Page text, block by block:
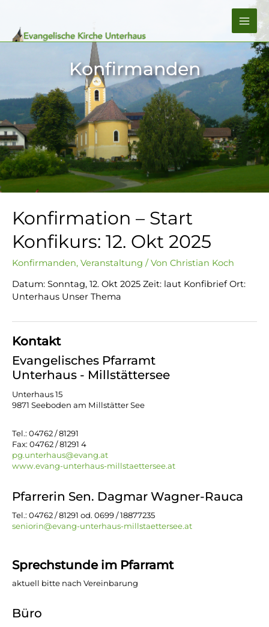
springen
Konfirmanden
Kontakt
Evangelisches Pfarramt
Unterhaus - Millstättersee
Unterhaus 15
9871 Seeboden am Millstätter See
Tel.: 04762 / 81291
Fax: 04762 / 81291 4
pg.unterhaus@evang.at
www.evang-unterhaus-millstaettersee.at
Pfarrerin Sen. Dagmar Wagner-Rauca
Tel.: 04762 / 81291 od. 0699 / 18877235
seniorin@evang-unterhaus-millstaettersee.at
Sprechstunde im Pfarramt
aktuell bitte nach Vereinbarung
Büro
Konfirmation – Start
Konfikurs: 12. Okt 2025
Konfirmanden, Veranstaltung / Von Christian Koch
Datum: Sonntag, 12. Okt 2025 Zeit: laut Konfibrief Ort:
Unterhaus Unser Thema